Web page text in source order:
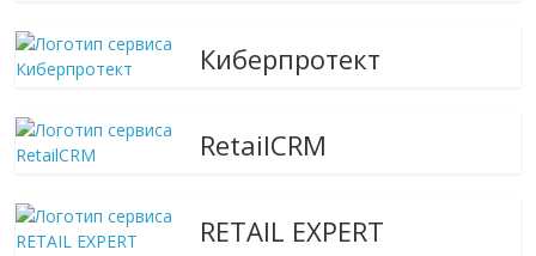
Киберпротект
RetailCRM
RETAIL EXPERT